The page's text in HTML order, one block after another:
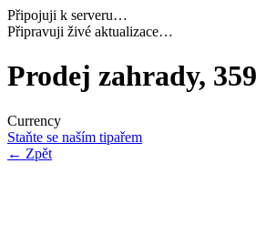
Připojuji k serveru…
Připravuji živé aktualizace…
Prodej zahrady,
Currency
Staňte se naším tipařem
← Zpět